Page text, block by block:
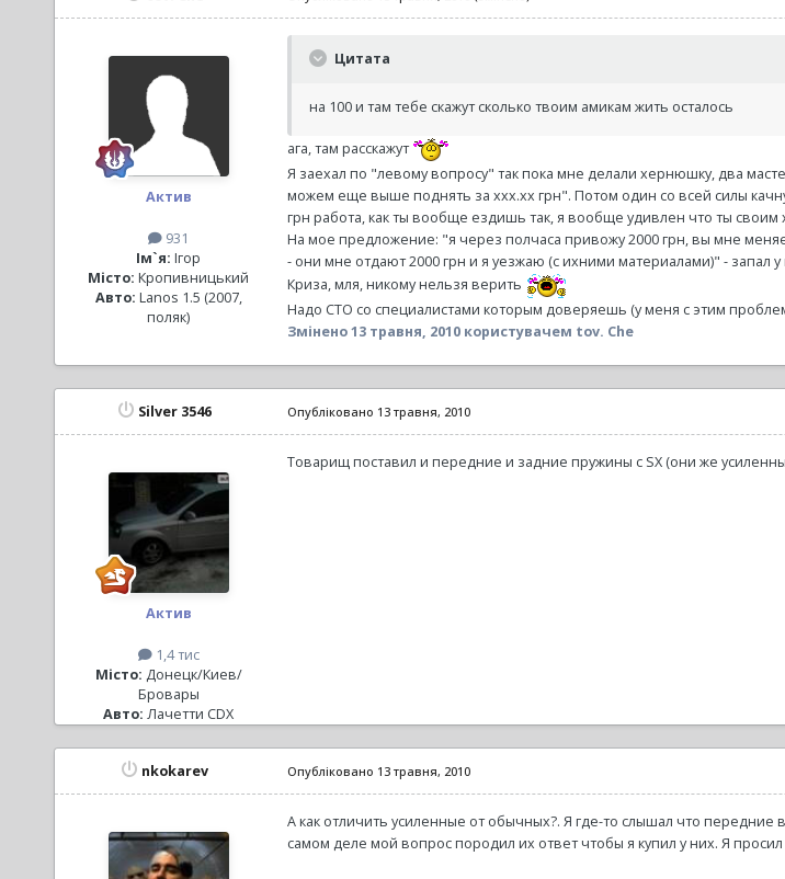
Актив
931
Ім`я: Ігор
Місто: Кропивницький
Авто: Lanos 1.5 (2007,
поляк)
Цитата
на 100 и там тебе скажут сколько твоим амикам жить осталось
ага, там расскажут
Я заехал по "левому вопросу" так пока мне делали хернюшку, два
можем еще выше поднять за ххх.хх грн". Потом один со всей силы
грн работа, как ты вообще ездишь так, я вообще удивлен что ты своим
На мое предложение: "я через полчаса привожу 2000 грн, вы мне
- они мне отдают 2000 грн и я уезжаю (с ихними материалами)" - запал
Криза, мля, никому нельзя верить
Надо СТО со специалистами которым доверяешь (у меня с этим
Змінено13 травня, 2010користувачем tov. Che
Silver 3546
Актив
1,4 тис
Місто: Донецк/Киев/
Бровары
Авто: Лачетти CDX
Опубліковано 13 травня, 2010
Товарищ поставил и передние и задние пружины с SX (они же
nkokarev Опубліковано 13 травня, 2010
А как отличить усиленные от обычных?. Я где-то слышал что
самом деле мой вопрос породил их ответ чтобы я купил у них. Я